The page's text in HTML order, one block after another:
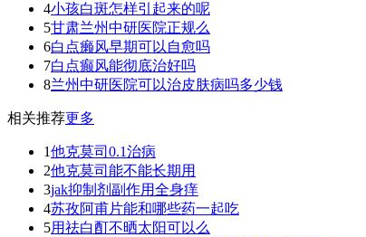
4小孩白斑怎样引起来的呢
5甘肃兰州中研医院正规么
6白点癞风早期可以自愈吗
7白点癫风能彻底治好吗
8兰州中研医院可以治皮肤病吗多少钱
相关推荐更多
1他克莫司0.1治病
2他克莫司能不能长期用
3jak抑制剂副作用全身痒
4苏孜阿甫片能和哪些药一起吃
5用祛白酊不晒太阳可以么